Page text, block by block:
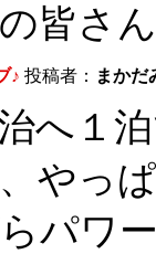
皆さ
♪ 投稿者： まかだ
へ１
やっ
パワ